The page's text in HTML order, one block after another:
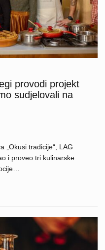
provodi projekt
sudjelovali na
„Okusi tradicije“, LAG
i proveo tri kulinarske